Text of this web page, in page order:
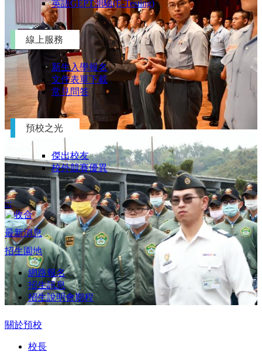
英語GEPT測驗(E-Testing)
線上服務
新生入學報名
文件表單下載
常見問答
預校之光
傑出校友
校外競賽優異
:::
最新消息
招生園地
網路報名
招生訊息
招生說明會期程
關於預校
校長